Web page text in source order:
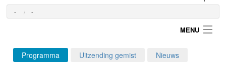
- -
MENU
Login
Programma Uitzending gemist Nieuws